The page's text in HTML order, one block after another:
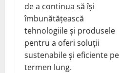
de a continua să își
îmbunătățească
tehnologiile și produsele
pentru a oferi soluții
sustenabile și eficiente pe
termen lung.